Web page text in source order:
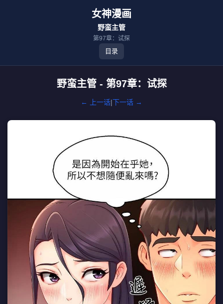
女神漫画
野蛮主管
第97章：试探
目录
野蛮主管 - 第97章：试探
← 上一话|下一话 →